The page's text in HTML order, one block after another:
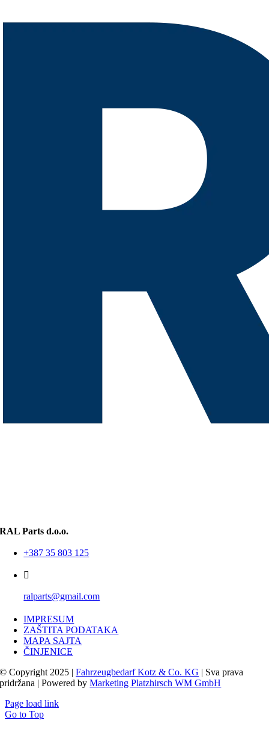
RAL Parts d.o.o.
+387 35 803 125
ralparts@gmail.com
IMPRESUM
ZAŠTITA PODATAKA
MAPA SAJTA
ČINJENICE
© Copyright 2025 |Fahrzeugbedarf Kotz & Co. KG | Sva prava
pridržana | Powered byMarketing Platzhirsch WM GmbH
Page load link
Go to Top